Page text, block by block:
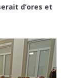
d’ores et